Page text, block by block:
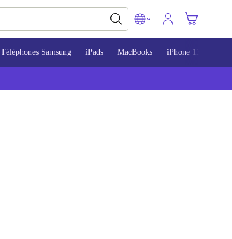
Téléphones Samsung iPads MacBooks iPhone 13